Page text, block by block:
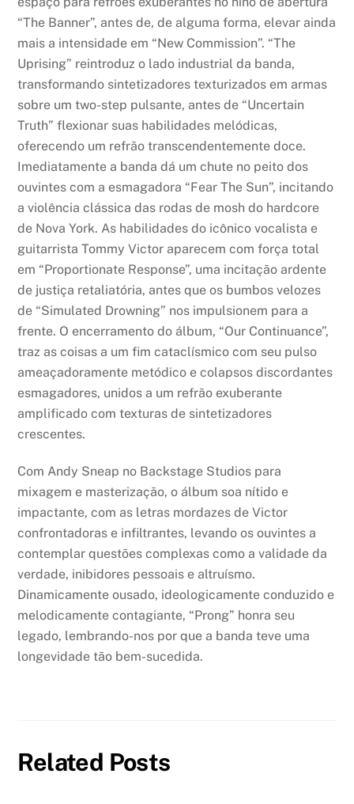
“The Banner”, antes de, de alguma forma, elevar ainda
mais a intensidade em “New Commission”. “The
Uprising” reintroduz o lado industrial da banda,
transformando sintetizadores texturizados em armas
sobre um two-step pulsante, antes de “Uncertain
Truth” flexionar suas habilidades melódicas,
oferecendo um refrão transcendentemente doce.
Imediatamente a banda dá um chute no peito dos
ouvintes com a esmagadora “Fear The Sun”, incitando
a violência clássica das rodas de mosh do hardcore
de Nova York. As habilidades do icônico vocalista e
guitarrista Tommy Victor aparecem com força total
em “Proportionate Response”, uma incitação ardente
de justiça retaliatória, antes que os bumbos velozes
de “Simulated Drowning” nos impulsionem para a
frente. O encerramento do álbum, “Our Continuance”,
traz as coisas a um fim cataclísmico com seu pulso
ameaçadoramente metódico e colapsos discordantes
esmagadores, unidos a um refrão exuberante
amplificado com texturas de sintetizadores
crescentes.
Com Andy Sneap no Backstage Studios para
mixagem e masterização, o álbum soa nítido e
impactante, com as letras mordazes de Victor
confrontadoras e infiltrantes, levando os ouvintes a
contemplar questões complexas como a validade da
verdade, inibidores pessoais e altruísmo.
Dinamicamente ousado, ideologicamente conduzido e
melodicamente contagiante, “Prong” honra seu
legado, lembrando-nos por que a banda teve uma
longevidade tão bem-sucedida.
Related Posts